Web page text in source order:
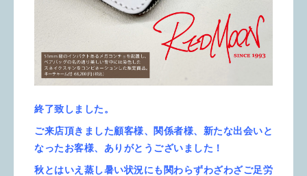
終了致しました。
ご来店頂きました顧客様、関係者様、新たな出会いと
なったお客様、ありがとうございました！
秋とはいえ蒸し暑い状況にも関わらずわざわざご足労